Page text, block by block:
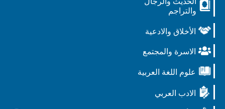
والتراجم
الأخلاق والادعية
الاسرة والمجتمع
علوم اللغة العربية
الادب العربي